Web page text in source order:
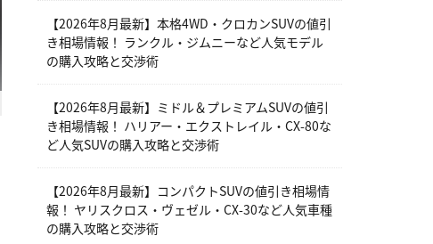
【2026年8月最新】本格4WD・クロカンSUVの値引
き相場情報！ ランクル・ジムニーなど人気モデル
の購入攻略と交渉術
【2026年8月最新】ミドル＆プレミアムSUVの値引
き相場情報！ ハリアー・エクストレイル・CX-80な
ど人気SUVの購入攻略と交渉術
【2026年8月最新】コンパクトSUVの値引き相場情
報！ ヤリスクロス・ヴェゼル・CX-30など人気車種
の購入攻略と交渉術